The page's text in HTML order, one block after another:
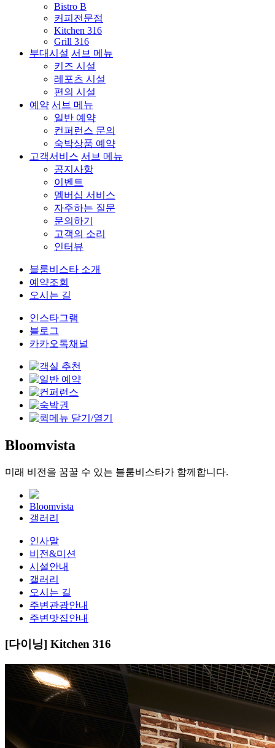
Bistro B
커피전문점
Kitchen 316
Grill 316
부대시설 서브 메뉴
키즈 시설
레포츠 시설
편의 시설
예약 서브 메뉴
일반 예약
컨퍼런스 문의
숙박상품 예약
고객서비스 서브 메뉴
공지사항
이벤트
멤버십 서비스
자주하는 질문
문의하기
고객의 소리
인터뷰
블룸비스타 소개
예약조회
오시는 길
인스타그램
블로그
카카오톡채널
Bloomvista
미래 비전을 꿈꿀 수 있는 블룸비스타가 함께합니다.
Bloomvista
갤러리
인사말
비전&미션
시설안내
갤러리
오시는 길
주변관광안내
주변맛집안내
[다이닝] Kitchen 316